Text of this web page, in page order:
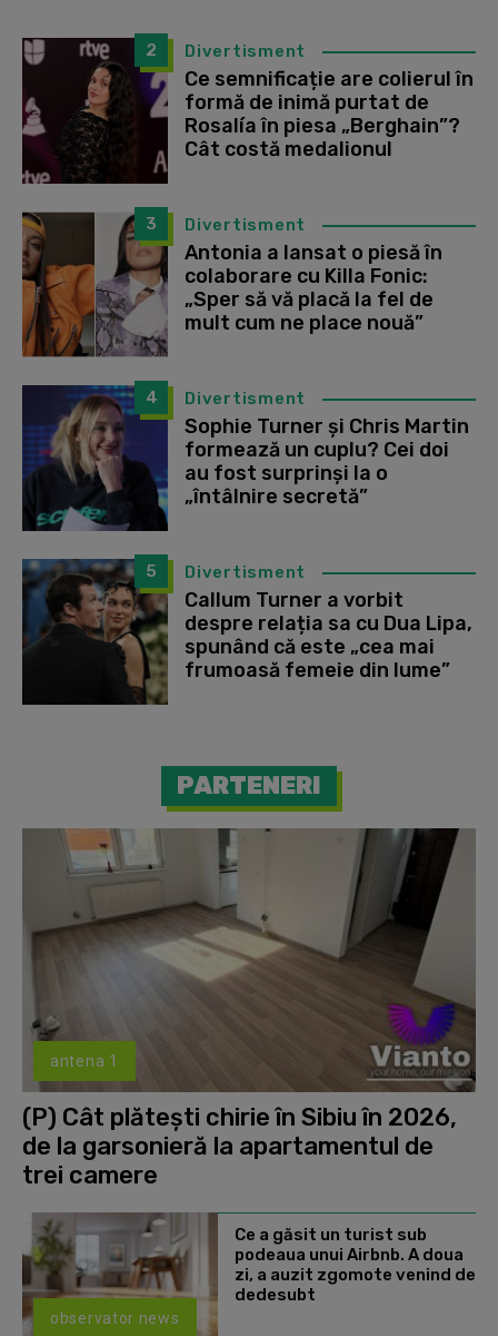
2 Divertisment
Ce semnificație are colierul în
formă de inimă purtat de
Rosalía în piesa „Berghain”?
Cât costă medalionul
3 Divertisment
Antonia a lansat o piesă în
colaborare cu Killa Fonic:
„Sper să vă placă la fel de
mult cum ne place nouă”
4 Divertisment
Sophie Turner și Chris Martin
formează un cuplu? Cei doi
au fost surprinși la o
„întâlnire secretă”
5 Divertisment
Callum Turner a vorbit
despre relația sa cu Dua Lipa,
spunând că este „cea mai
frumoasă femeie din lume”
PARTENERI
antena 1
(P) Cât plătești chirie în Sibiu în 2026,
de la garsonieră la apartamentul de
trei camere
observator news
Ce a găsit un turist sub
podeaua unui Airbnb. A doua
zi, a auzit zgomote venind de
dedesubt